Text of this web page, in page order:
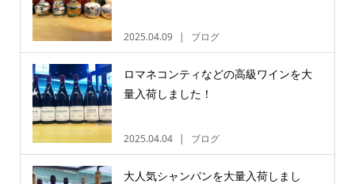
2025.04.09 ブログ
ロマネコンティなどの高級ワインを大
量入荷しました！
2025.04.04 ブログ
大人気シャンパンを大量入荷しまし